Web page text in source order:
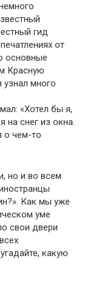
гид
от
основные
Красную
много
«Хотел бы я,
на снег из окна.
о чем-то
но и во всем
Как мы уже
уме
свои двери
какую